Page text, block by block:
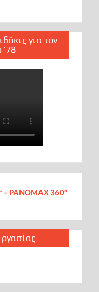
για τον
– PANOMAX 360°